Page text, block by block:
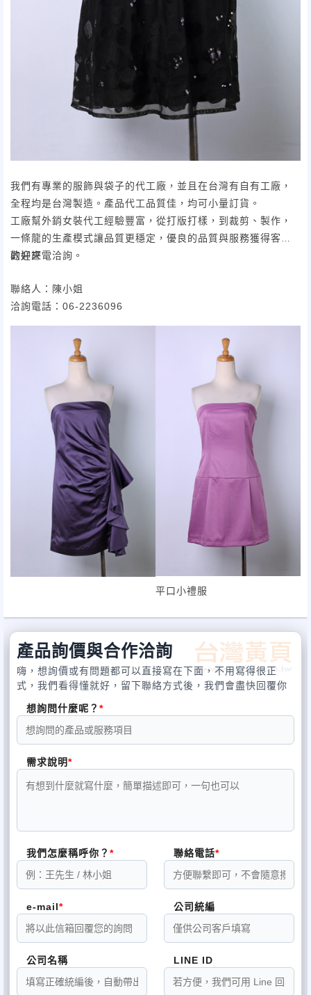
我們有專業的服飾與袋子的代工廠，並且在台灣有自有工廠，
全程均是台灣製造。產品代工品質佳，均可小量訂貨。
工廠幫外銷女裝代工經驗豐富，從打版打樣，到裁剪、製作，
一條龍的生產模式讓品質更穩定，優良的品質與服務獲得客人
的好評
歡迎來電洽詢。
聯絡人：陳小姐
洽詢電話：06-2236096
平口小禮服
產品詢價與合作洽詢
嗨，想詢價或有問題都可以直接寫在下面，不用寫得很正
式，我們看得懂就好，留下聯絡方式後，我們會盡快回覆你
想詢問什麼呢？
需求說明
我們怎麼稱呼你？ 聯絡電話
e-mail 公司統編
公司名稱 LINE ID